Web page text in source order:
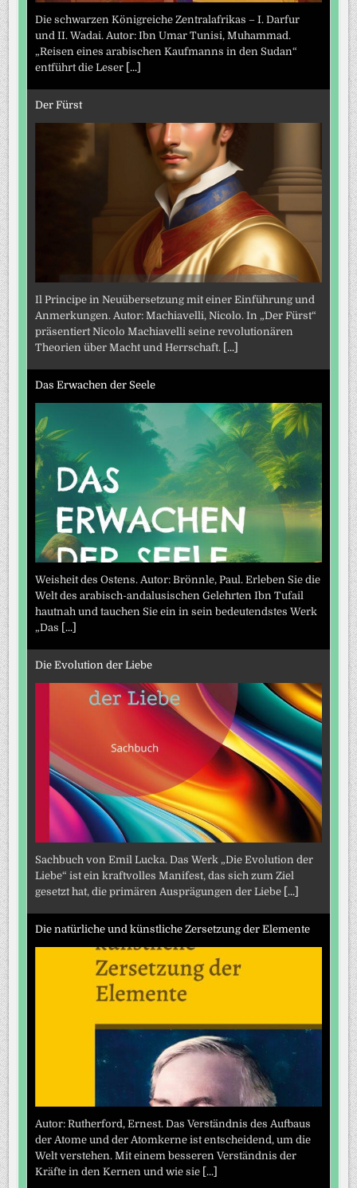
Die schwarzen Königreiche Zentralafrikas – I. Darfur
und II. Wadai. Autor: Ibn Umar Tunisi, Muhammad.
„Reisen eines arabischen Kaufmanns in den Sudan“
entführt die Leser [...]
Der Fürst
Il Principe in Neuübersetzung mit einer Einführung und
Anmerkungen. Autor: Machiavelli, Nicolo. In „Der Fürst“
präsentiert Nicolo Machiavelli seine revolutionären
Theorien über Macht und Herrschaft. [...]
Das Erwachen der Seele
Weisheit des Ostens. Autor: Brönnle, Paul. Erleben Sie die
Welt des arabisch-andalusischen Gelehrten Ibn Tufail
hautnah und tauchen Sie ein in sein bedeutendstes Werk
„Das [...]
Die Evolution der Liebe
Sachbuch von Emil Lucka. Das Werk „Die Evolution der
Liebe“ ist ein kraftvolles Manifest, das sich zum Ziel
gesetzt hat, die primären Ausprägungen der Liebe [...]
Die natürliche und künstliche Zersetzung der Elemente
Autor: Rutherford, Ernest. Das Verständnis des Aufbaus
der Atome und der Atomkerne ist entscheidend, um die
Welt verstehen. Mit einem besseren Verständnis der
Kräfte in den Kernen und wie sie [...]